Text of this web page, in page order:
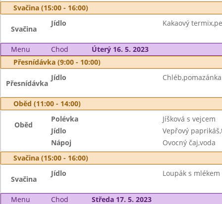
Svačina (15:00 - 16:00)
Svačina
Jídlo Kakaový
Menu Chod
Úterý 16. 5. 2023
Přesnídávka (9:00 - 10:00)
Přesnídávka
Jídlo
Oběd (11:00 - 14:00)
Oběd
Polévka
Jíšková s vejcem
Jídlo
Vepřový
Nápoj
Ovocný čaj,voda
Svačina (15:00 - 16:00)
Svačina
Jídlo Loupák s mlékem
Menu Chod Středa 17. 5. 2023